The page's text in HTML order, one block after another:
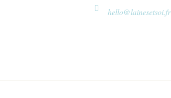
hello@lainesetsoi.fr